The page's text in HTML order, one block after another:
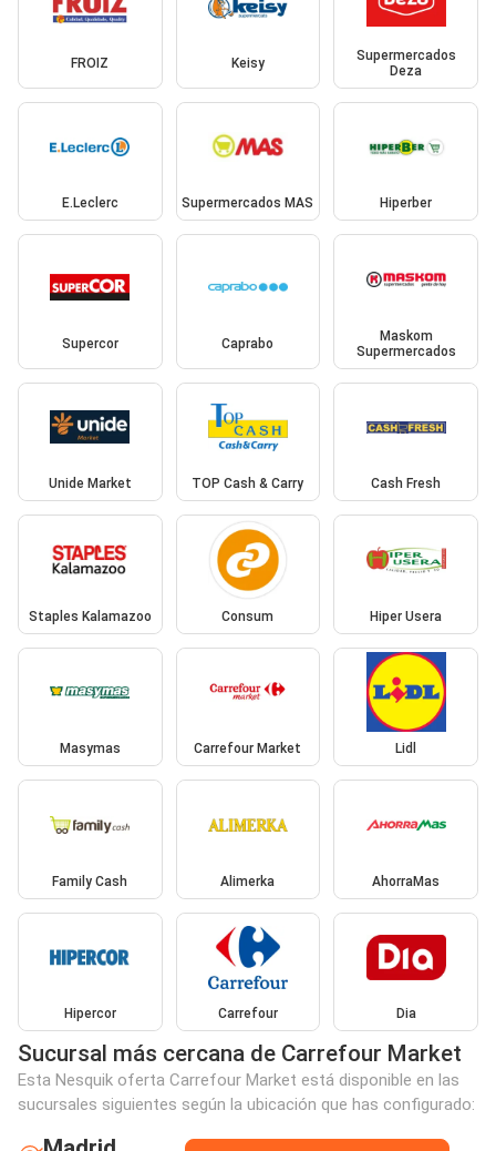
FROIZ Keisy
Supermercados
Deza
E.Leclerc Supermercados MAS Hiperber
Supercor Caprabo
Maskom
Supermercados
Unide Market TOP Cash & Carry Cash Fresh
Staples Kalamazoo Consum Hiper Usera
Masymas Carrefour Market Lidl
Family Cash Alimerka AhorraMas
Hipercor Carrefour Dia
Sucursal más cercana de Carrefour Market
Esta Nesquik oferta Carrefour Market está disponible en las
sucursales siguientes según la ubicación que has configurado: